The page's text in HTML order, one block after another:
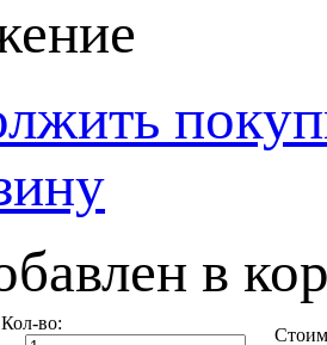
в
Кол-во: